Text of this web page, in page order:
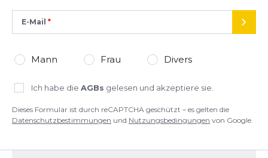
E-Mail
Mann Frau Divers
Ich habe die AGBs gelesen und akzeptiere sie.
Dieses Formular ist durch reCAPTCHA geschützt – es gelten die
Datenschutzbestimmungen und Nutzungsbedingungen von Google.